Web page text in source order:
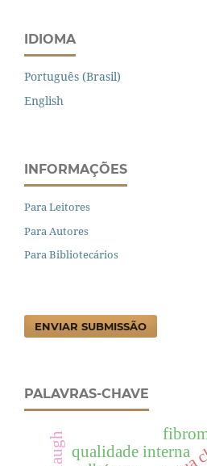
IDIOMA
Português (Brasil)
English
INFORMAÇÕES
Para Leitores
Para Autores
Para Bibliotecários
ENVIAR SUBMISSÃO
PALAVRAS-CHAVE
qualidade interna